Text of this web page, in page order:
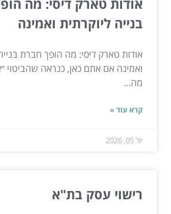
אודות טארק דיסי: מה
בנייה ליוקרתית ואמינה
אודות טארק דיסי: מה הופך חברת
ואמינה אם אתם כאן, כנראה שהביטוי
מה...
קרא עוד »
יול 05, 2026
רישוי עסק בת"א